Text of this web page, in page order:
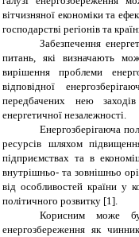
вітчизняної економіки та
господарстві регіонів та
Забезпечення
питань, які визначають
вирішення проблеми
відповідної
передбачених нею
енергетичної незалежності.
Енергозберігаюча
ресурсів шляхом
підприємствах та в
внутрішньо- та зовнішньо
від особливостей країни у
політичного розвитку [1].
Корисним може
енергозбереження як